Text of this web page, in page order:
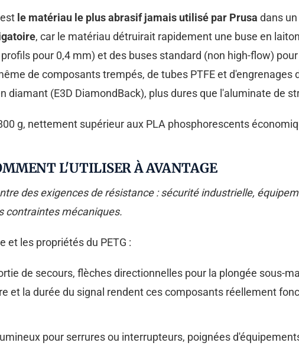
le matériau le plus abrasif jamais utilisé par Prusa dans
, car le matériau détruirait rapidement une buse en
pour 0,4 mm) et des buses standard (non high-flow)
de composants trempés, de tubes PTFE et d'engrenages
diamant (E3D DiamondBack), plus dures que l'aluminate de
g, nettement supérieur aux PLA phosphorescents
L'UTILISER À AVANTAGE
des exigences de résistance : sécurité industrielle,
contraintes mécaniques.
et les propriétés du PETG :
de secours, flèches directionnelles pour la plongée sous-
et la durée du signal rendent ces composants réellement
pour serrures ou interrupteurs, poignées